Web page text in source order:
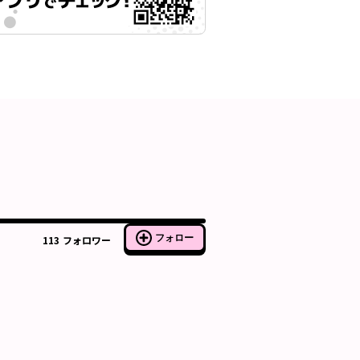
113 フォロワー フォロー